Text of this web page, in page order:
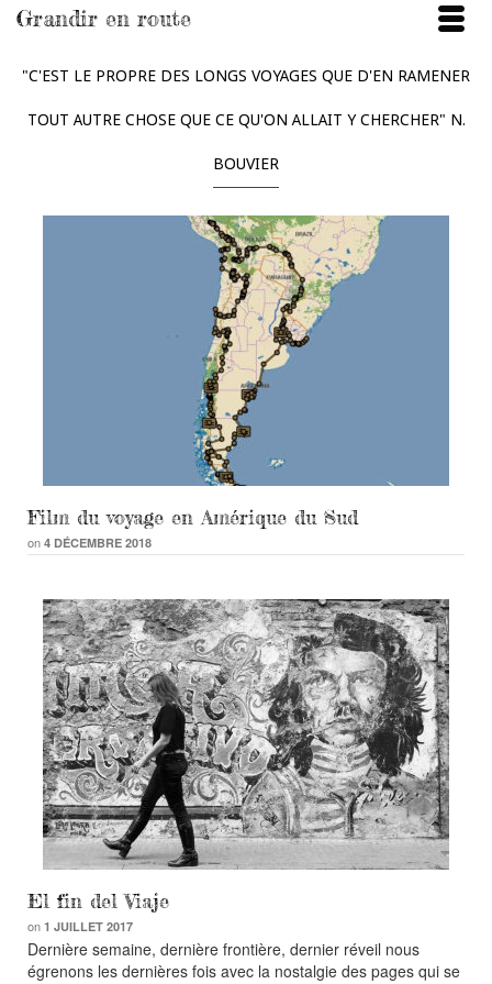
Grandir en route
"C'EST LE PROPRE DES LONGS VOYAGES QUE D'EN RAMENER
TOUT AUTRE CHOSE QUE CE QU'ON ALLAIT Y CHERCHER" N.
BOUVIER
Film du voyage en Amérique du Sud
on 4 DÉCEMBRE 2018
El fin del Viaje
on 1 JUILLET 2017
Dernière semaine, dernière frontière, dernier réveil nous
égrenons les dernières fois avec la nostalgie des pages qui se